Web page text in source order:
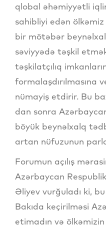
qlobal əhəmiyyətli
sahibliyi edən
bir mötəbər
səviyyədə təşkil
təşkilatçılıq
formalaşdırılmasına
nümayiş etdirir. Bu
dan sonra
böyük beynəlxalq
artan nüfuzunun
Forumun açılış
Azərbaycan
Əliyev vurğuladı ki,
Bakıda keçirilməsi
etimadın və